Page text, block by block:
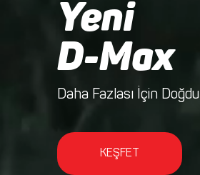
Yeni
D-Max
Daha Fazlası İçin Doğdu
KEŞFET